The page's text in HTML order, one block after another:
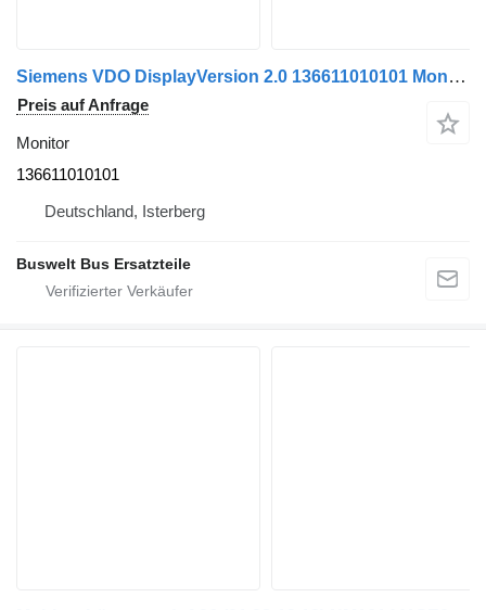
Siemens VDO DisplayVersion 2.0 136611010101 Monitor für Mercedes-Benz Bus
Preis auf Anfrage
Monitor
136611010101
Deutschland, Isterberg
Buswelt Bus Ersatzteile